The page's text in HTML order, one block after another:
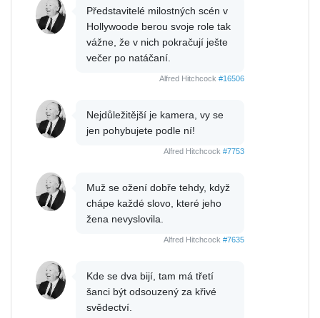
Představitelé milostných scén v
Hollywoode berou svoje role tak
vážne, že v nich pokračují ješte
večer po natáčaní.
Alfred Hitchcock #16506
Nejdůležitější je kamera, vy se
jen pohybujete podle ní!
Alfred Hitchcock #7753
Muž se ožení dobře tehdy, když
chápe každé slovo, které jeho
žena nevyslovila.
Alfred Hitchcock #7635
Kde se dva bijí, tam má třetí
šanci být odsouzený za křivé
svědectví.